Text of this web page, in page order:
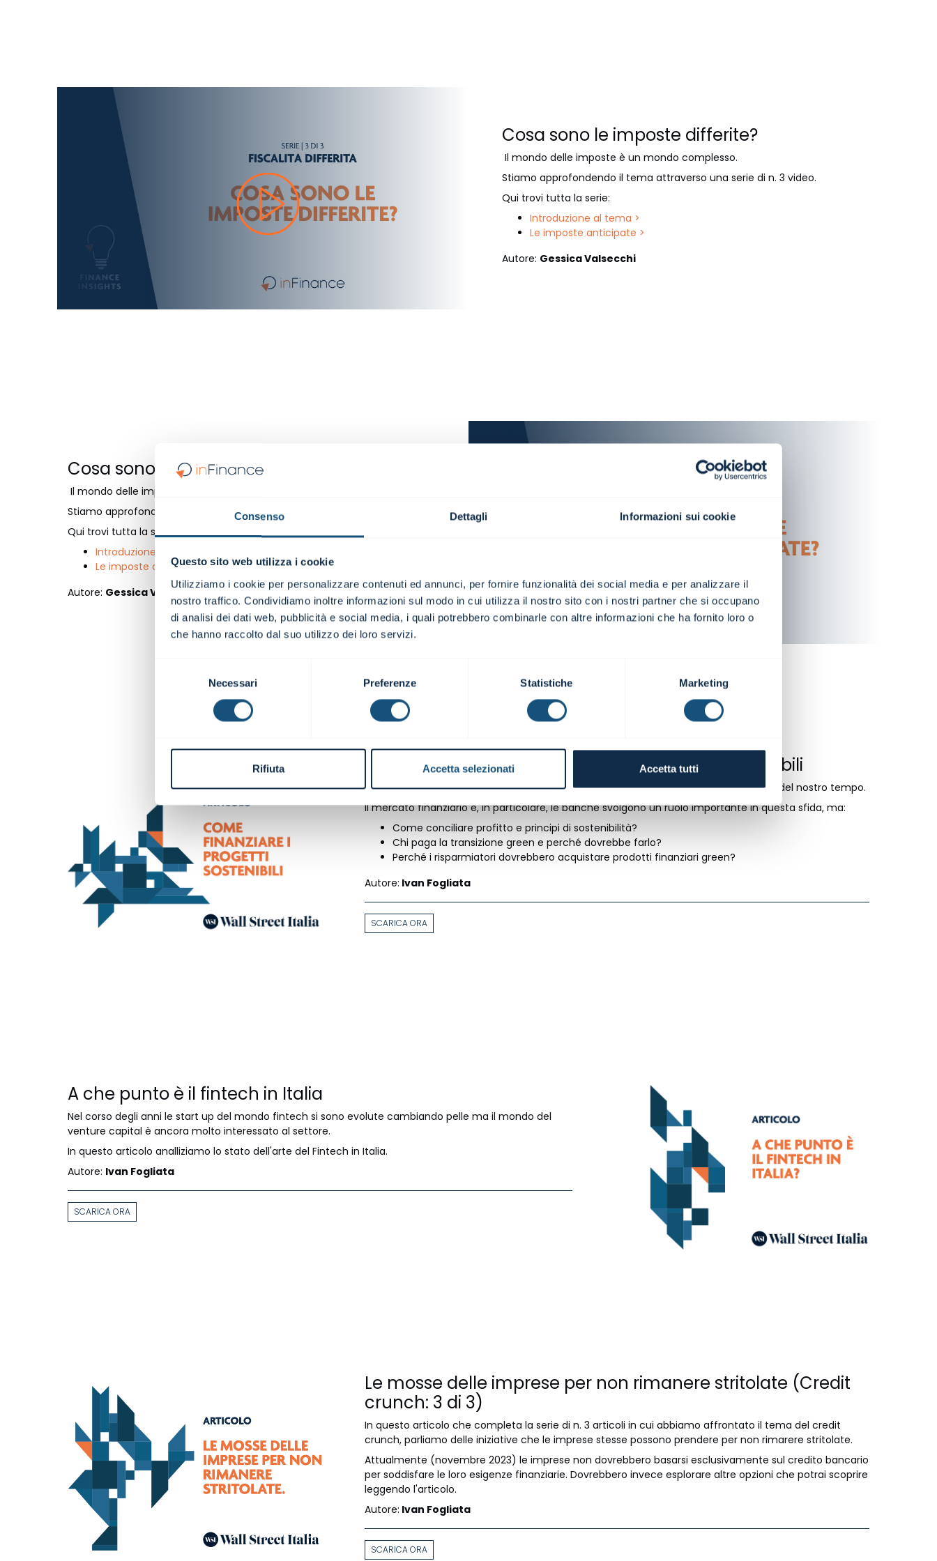
Consenso Dettagli Informazioni sui cookie
Questo sito web utilizza i cookie
Utilizziamo i cookie per personalizzare contenuti ed annunci, per fornire funzionalità dei social media e per analizzare il
nostro traffico. Condividiamo inoltre informazioni sul modo in cui utilizza il nostro sito con i nostri partner che si occupano
di analisi dei dati web, pubblicità e social media, i quali potrebbero combinarle con altre informazioni che ha fornito loro o
che hanno raccolto dal suo utilizzo dei loro servizi.
Necessari Preferenze Statistiche Marketing
Rifiuta Accetta selezionati Accetta tutti
Cosa sono le imposte differite?
Il mondo delle imposte è un mondo complesso.
Stiamo approfondendo il tema attraverso una serie di n. 3 video.
Qui trovi tutta la serie:
Introduzione al tema >
Le imposte anticipate >
Autore: Gessica Valsecchi
Cosa sono le imposte anticipate?
Il mondo delle imposte è un mondo complesso.
Stiamo approfondendo il tema attraverso una serie di n. 3 video.
Qui trovi tutta la serie:
Introduzione al tema >
Le imposte differite >
Autore: Gessica Valsecchi
GREEN FUNDING: Come finanziare i progetti sostenibili
In questo articolo parliamo della transizione ecologica, una delle sfide più importanti del nostro tempo.
Il mercato finanziario e, in particolare, le banche svolgono un ruolo importante in questa sfida, ma:
Come conciliare profitto e principi di sostenibilità?
Chi paga la transizione green e perché dovrebbe farlo?
Perché i risparmiatori dovrebbero acquistare prodotti finanziari green?
Autore: Ivan Fogliata
SCARICA ORA
A che punto è il fintech in Italia
Nel corso degli anni le start up del mondo fintech si sono evolute cambiando pelle ma il mondo del
venture capital è ancora molto interessato al settore.
In questo articolo analliziamo lo stato dell'arte del Fintech in Italia.
Autore: Ivan Fogliata
SCARICA ORA
Le mosse delle imprese per non rimanere stritolate (Credit
crunch: 3 di 3)
In questo articolo che completa la serie di n. 3 articoli in cui abbiamo affrontato il tema del credit
crunch, parliamo delle iniziative che le imprese stesse possono prendere per non rimarere stritolate.
Attualmente (novembre 2023) le imprese non dovrebbero basarsi esclusivamente sul credito bancario
per soddisfare le loro esigenze finanziarie. Dovrebbero invece esplorare altre opzioni che potrai scoprire
leggendo l'articolo.
Autore: Ivan Fogliata
SCARICA ORA